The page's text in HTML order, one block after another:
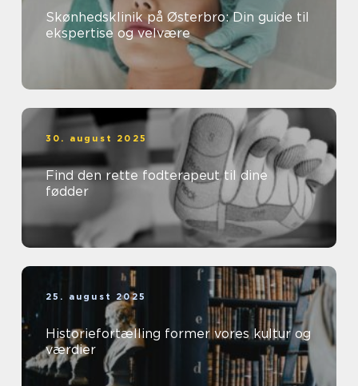
Skønhedsklinik på Østerbro: Din guide til
ekspertise og velvære
30. august 2025
Find den rette fodterapeut til dine
fødder
25. august 2025
Historiefortælling former vores kultur og
værdier